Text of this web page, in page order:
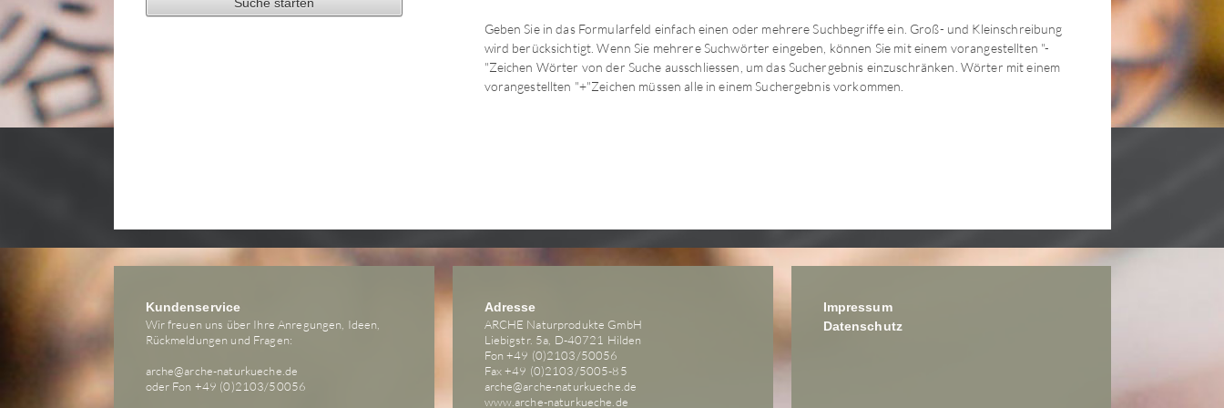
Geben Sie in das Formularfeld einfach einen oder mehrere Suchbegriffe ein. Groß- und Kleinschreibung
wird berücksichtigt. Wenn Sie mehrere Suchwörter eingeben, können Sie mit einem vorangestellten "-
"Zeichen Wörter von der Suche ausschliessen, um das Suchergebnis einzuschränken. Wörter mit einem
vorangestellten "+"Zeichen müssen alle in einem Suchergebnis vorkommen.
Kundenservice
Wir freuen uns über Ihre Anregungen, Ideen,
Rückmeldungen und Fragen:
arche@arche-naturkueche.de
oder Fon +49 (0)2103/50056
Adresse
ARCHE Naturprodukte GmbH
Liebigstr. 5a, D-40721 Hilden
Fon +49 (0)2103/50056
Fax +49 (0)2103/5005-85
arche@arche-naturkueche.de
www.arche-naturkueche.de
Impressum
Datenschutz